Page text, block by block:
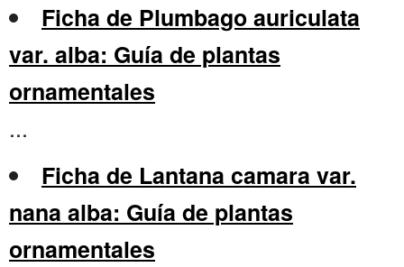
Ficha de Plumbago auriculata
var. alba: Guía de plantas
ornamentales
...
Ficha de Lantana camara var.
nana alba: Guía de plantas
ornamentales